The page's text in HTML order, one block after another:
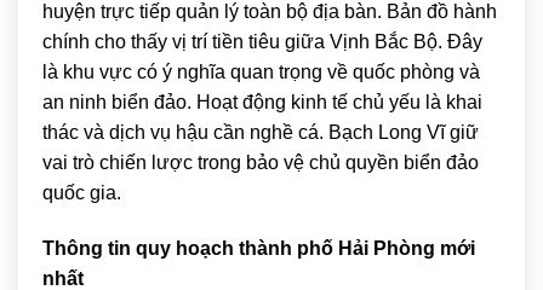
huyện trực tiếp quản lý toàn bộ địa bàn. Bản đồ hành
chính cho thấy vị trí tiền tiêu giữa Vịnh Bắc Bộ. Đây
là khu vực có ý nghĩa quan trọng về quốc phòng và
an ninh biển đảo. Hoạt động kinh tế chủ yếu là khai
thác và dịch vụ hậu cần nghề cá. Bạch Long Vĩ giữ
vai trò chiến lược trong bảo vệ chủ quyền biển đảo
quốc gia.
Thông tin quy hoạch thành phố Hải Phòng mới
nhất